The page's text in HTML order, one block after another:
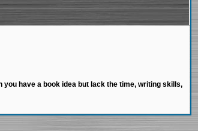
have a book idea but lack the time, writing skills,